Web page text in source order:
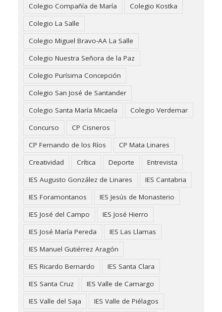
Colegio Compañía de María
Colegio Kostka
Colegio La Salle
Colegio Miguel Bravo-AA La Salle
Colegio Nuestra Señora de la Paz
Colegio Purísima Concepción
Colegio San José de Santander
Colegio Santa María Micaela
Colegio Verdemar
Concurso
CP Cisneros
CP Fernando de los Ríos
CP Mata Linares
Creatividad
Crítica Deporte
Entrevista
IES Augusto González de Linares
IES Cantabria
IES Foramontanos
IES Jesús de Monasterio
IES José del Campo
IES José Hierro
IES José María Pereda
IES Las Llamas
IES Manuel Gutiérrez Aragón
IES Ricardo Bernardo
IES Santa Clara
IES Santa Cruz
IES Valle de Camargo
IES Valle del Saja
IES Valle de Piélagos